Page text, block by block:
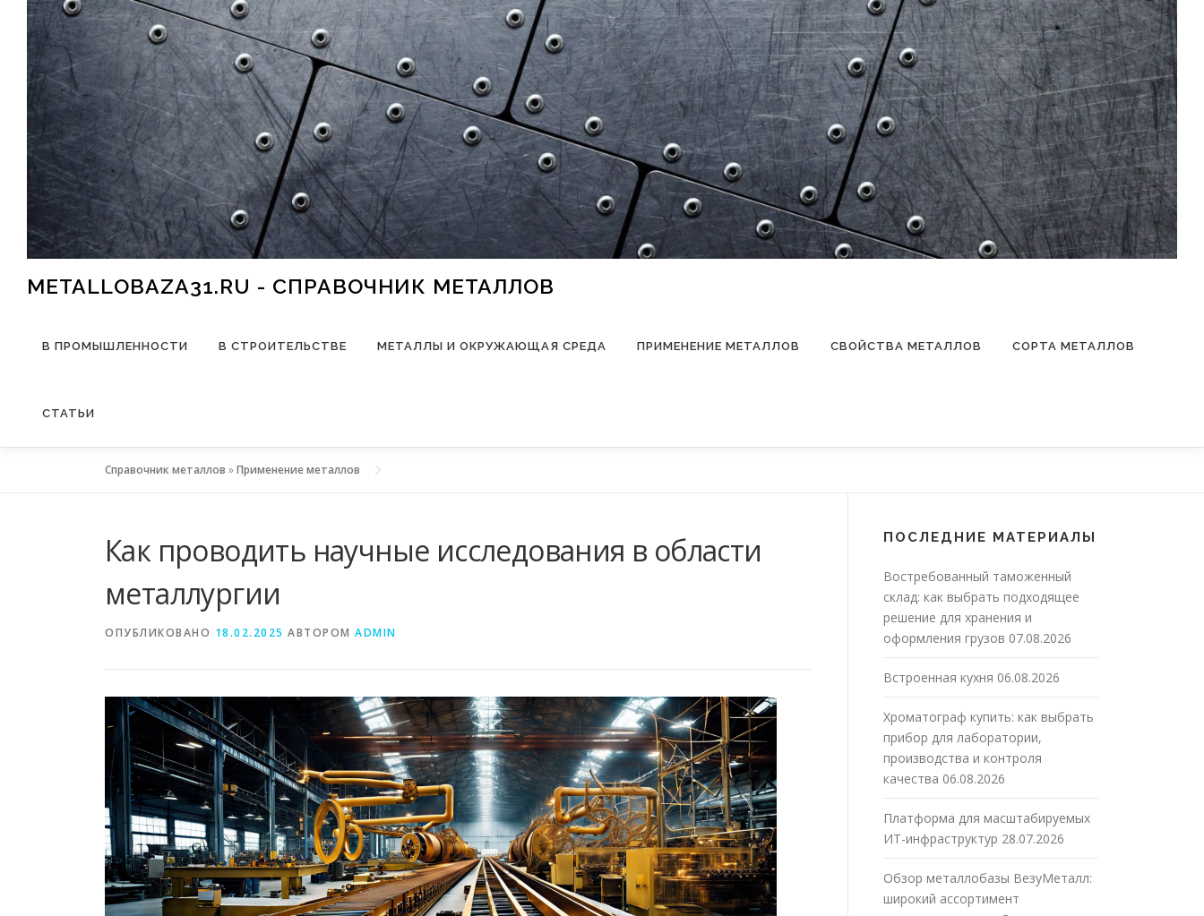
Перейти к содержимому
METALLOBAZA31.RU - СПРАВОЧНИК МЕТАЛЛОВ
В ПРОМЫШЛЕННОСТИ В СТРОИТЕЛЬСТВЕ МЕТАЛЛЫ И ОКРУЖАЮЩАЯ СРЕДА ПРИМЕНЕНИЕ МЕТАЛЛОВ СВОЙСТВА МЕТАЛЛОВ СОРТА МЕТАЛЛОВ
СТАТЬИ
Справочник металлов »Применение металлов
Как проводить научные исследования в области
металлургии
ОПУБЛИКОВАНО 18.02.2025 АВТОРОМ ADMIN
ПОСЛЕДНИЕ МАТЕРИАЛЫ
Востребованный таможенный
склад: как выбрать подходящее
решение для хранения и
оформления грузов 07.08.2026
Встроенная кухня 06.08.2026
Хроматограф купить: как выбрать
прибор для лаборатории,
производства и контроля
качества 06.08.2026
Платформа для масштабируемых
ИТ-инфраструктур 28.07.2026
Обзор металлобазы ВезуМеталл:
широкий ассортимент